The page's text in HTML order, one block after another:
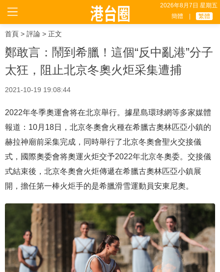
2026年8月7日 星期五
簡體
繁體
首頁 > 評論 > 正文
鄭敢言：鬧到希臘！這個“反中亂港”分子
太狂，阻止北京冬奧火炬采集遭捕
2021-10-19 19:08:44
2022年冬季奧運會将在北京舉行。據星島環球網等多家媒體
報道：10月18日，北京冬奧會火種在希臘古奧林匹亞小鎮的
赫拉神廟前采集完成，同時舉行了北京冬奧會聖火交接儀
式，國際奧委會将奧運火炬交予2022年北京冬奧委。交接儀
式結束後，北京冬奧會火炬傳遞在希臘古奧林匹亞小鎮展
開，擔任第一棒火炬手的是希臘滑雪運動員安東尼奧。